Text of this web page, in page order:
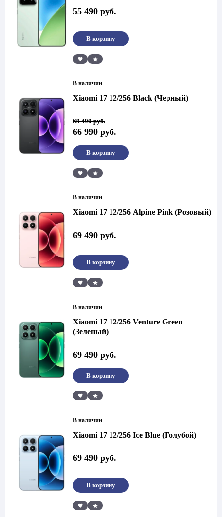
55 490 руб.
Сравнить
В корзину
В наличии
Xiaomi 17 12/256 Black (Черный)
69 490руб.
Первоначальная
цена
составляла
490 руб..
66 990 руб.
Текущая
цена:
66
Сравнить
В корзину
В наличии
Xiaomi 17 12/256 Alpine Pink (Розовый)
69 490 руб.
Сравнить
В корзину
В наличии
Xiaomi 17 12/256 Venture Green
(Зеленый)
69 490 руб.
Сравнить
В корзину
В наличии
Xiaomi 17 12/256 Ice Blue (Голубой)
69 490 руб.
Сравнить
В корзину